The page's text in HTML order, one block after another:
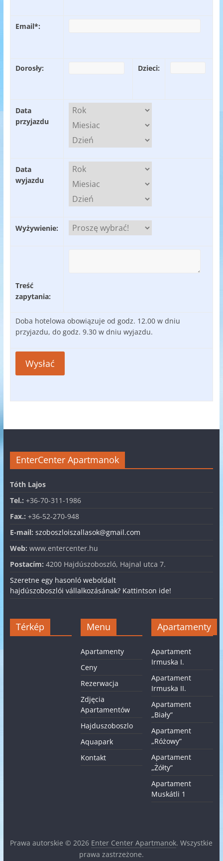
Email*:
Dorosły: Dzieci:
Data
przyjazdu
Data
wyjazdu
Wyżywienie:
Treść
zapytania:
Doba hotelowa obowiązuje od godz. 12.00 w dniu
przyjazdu, do godz. 9.30 w dniu wyjazdu.
EnterCenter Apartmanok
Tóth Lajos
Tel.: +36-70-311-1986
Fax.: +36-52-270-948
E-mail: szoboszloiszallasok@gmail.com
Web: www.entercenter.hu
Postacím: 4200 Hajdúszoboszló, Hajnal utca 7.
Szeretne egy hasonló weboldalt
hajdúszoboszlói vállalkozásának? Kattintson ide!
Térkép Menu
Apartamenty
Ceny
Rezerwacja
Zdjęcia
Apartamentów
Hajduszoboszlo
Aquapark
Kontakt
Apartamenty
Apartament
Irmuska I.
Apartament
Irmuska II.
Apartament
„Biały”
Apartament
„Różowy”
Apartament
„Żółty”
Apartament
Muskátli 1
Prawa autorskie © 2026 Enter Center Apartmanok. Wszystkie
prawa zastrzeżone.